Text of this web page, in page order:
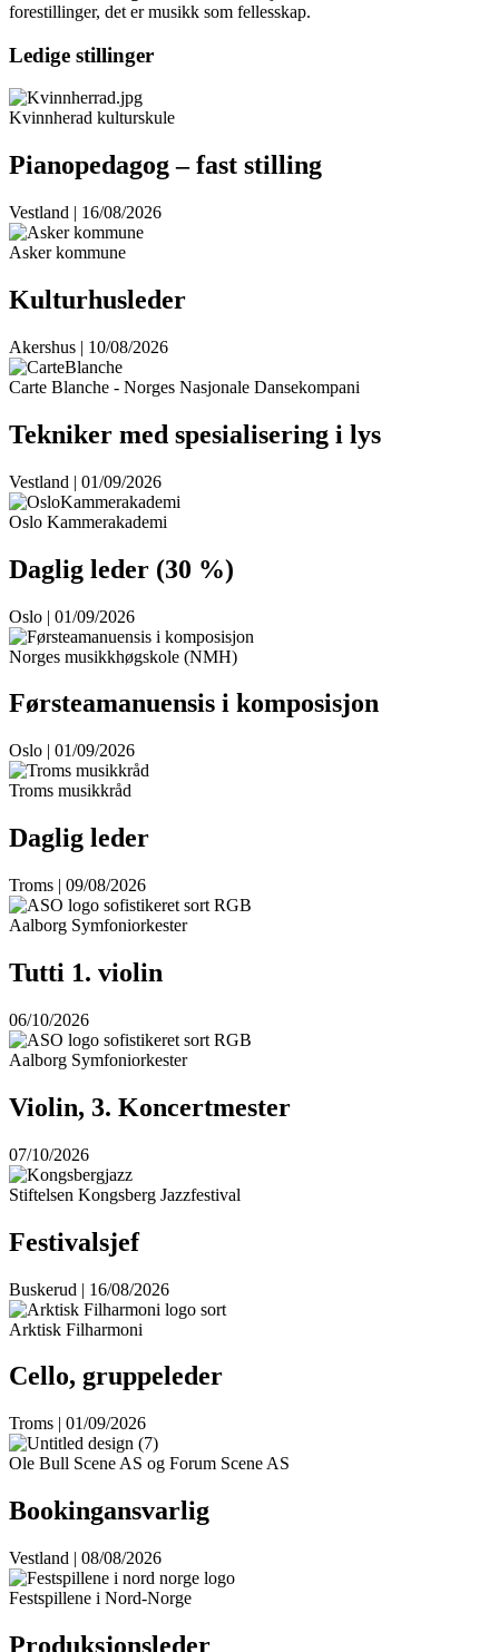
forestillinger, det er musikk som fellesskap.
Ledige stillinger
Kvinnherad kulturskule
Pianopedagog – fast stilling
Vestland | 16/08/2026
Asker kommune
Kulturhusleder
Akershus | 10/08/2026
Carte Blanche - Norges Nasjonale Dansekompani
Tekniker med spesialisering i lys
Vestland | 01/09/2026
Oslo Kammerakademi
Daglig leder (30 %)
Oslo | 01/09/2026
Norges musikkhøgskole (NMH)
Førsteamanuensis i komposisjon
Oslo | 01/09/2026
Troms musikkråd
Daglig leder
Troms | 09/08/2026
Aalborg Symfoniorkester
Tutti 1. violin
06/10/2026
Aalborg Symfoniorkester
Violin, 3. Koncertmester
07/10/2026
Stiftelsen Kongsberg Jazzfestival
Festivalsjef
Buskerud | 16/08/2026
Arktisk Filharmoni
Cello, gruppeleder
Troms | 01/09/2026
Ole Bull Scene AS og Forum Scene AS
Bookingansvarlig
Vestland | 08/08/2026
Festspillene i Nord-Norge
Produksjonsleder